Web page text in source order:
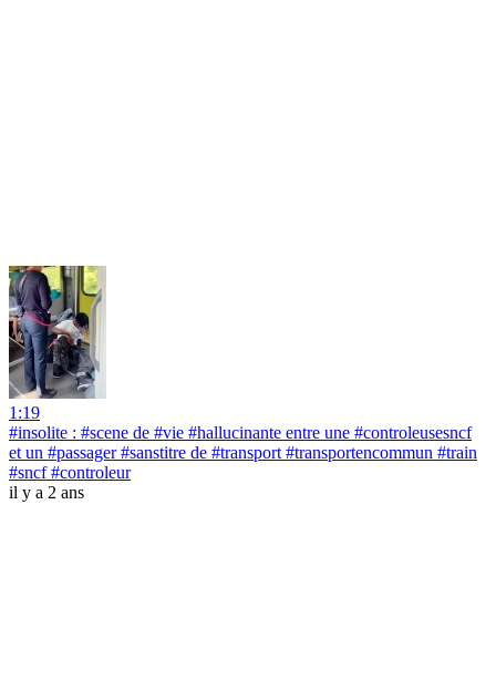
1:19
#insolite : #scene de #vie #hallucinante entre une #controleusesncf
et un #passager #sanstitre de #transport #transportencommun #train
#sncf #controleur
il y a 2 ans